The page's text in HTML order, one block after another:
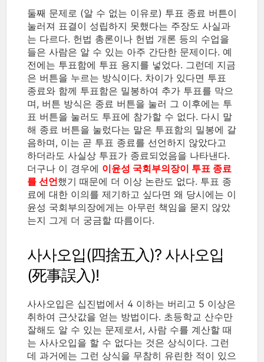
둘째 문제로 (알 수 없는 이유로) 투표 종료 버튼이
눌러져 표결이 성립하지 못했다는 주장도 사실과
는 다르다. 헌법 총론이나 헌법 개론 등의 수업을
들은 사람은 알 수 있는 아주 간단한 문제이다. 예
전에는 투표함에 투표 용지를 넣었다. 그런데 지금
은 버튼을 누르는 방식이다. 차이가 있다면 투표
종료와 함께 투표함은 밀봉하여 추가 투표를 막으
며, 버튼 방식은 종료 버튼을 눌러 그 이후에는 투
표 버튼을 눌러도 투표에 참가할 수 없다. 다시 말
해 종료 버튼을 눌렀다는 말은 투표함의 밀봉에 갈
음하며, 이는 곧 투표 종료를 선언하지 않았다고
하더라도 사실상 투표가 종료되었음을 나타낸다.
더구나 이 경우에 이윤성 국회부의장이 투표 종료
를 선언했기 때문에 더 이상 논란도 없다. 투표 종
료에 대한 이의를 제기하고 싶다면 왜 당시에는 이
윤성 국회부의장에게는 아무런 책임을 묻지 않았
는지 그게 더 궁금할 따름이다.
사사오입(四捨五入)? 사사오입
(死事誤入)!
사사오입은 십진법에서 4 이하는 버리고 5 이상은
취하여 근삿값을 얻는 방법이다. 초등학교 산수만
잘해도 알 수 있는 문제로서, 사람 수를 계산할 때
는 사사오입을 할 수 없다는 것은 상식이다. 그런
데 과거에는 그런 상식을 무참히 유린한 적이 있으